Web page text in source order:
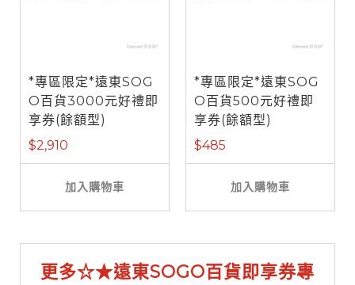
*專區限定*遠東SOG
O百貨3000元好禮即
享券(餘額型)
$2,910
加入購物車
*專區限定*遠東SOG
O百貨500元好禮即
享券(餘額型)
$485
加入購物車
更多☆★遠東SOGO百貨即享券專